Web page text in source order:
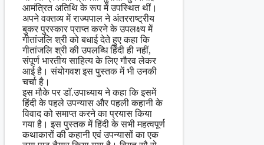
आमंत्रित अतिथि के रूप में उपस्थित थीं।
अपने वक्तव्य में राज्यपाल ने अंतरराष्ट्रीय
बुकर पुरस्कार प्राप्त करने के उपलक्ष्य में
गीतांजलि श्री को बधाई देते हुए कहा कि
गीतांजलि श्री की उपलब्धि हिंदी ही नहीं,
संपूर्ण भारतीय साहित्य के लिए गौरव लेकर
आई है। संयोगवश इस पुस्तक में भी उनकी
चर्चा है।
इस मौके पर डाॅ.उपाध्याय ने कहा कि इसमें
हिंदी के पहले उपन्यास और पहली कहानी के
विवाद को समाप्त करने का प्रयास किया
गया है। इस पुस्तक में हिंदी के सभी महत्वपूर्ण
कथाकारों की कहानी एवं उपन्यासों का एक